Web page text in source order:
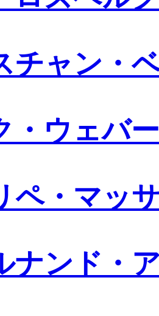
チャン・
・ウェバー
ペ・マッ
ナンド・